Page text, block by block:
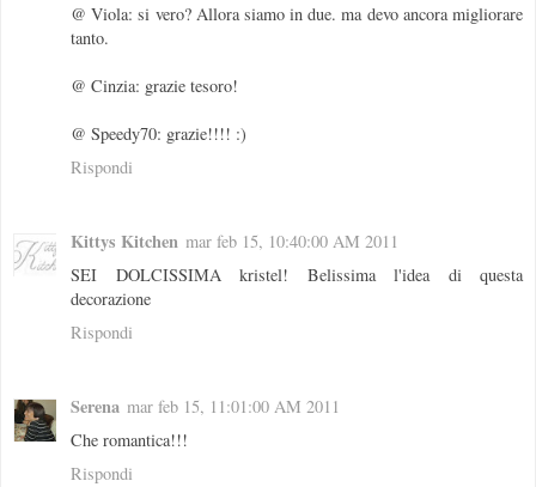
@ Viola: si vero? Allora siamo in due. ma devo ancora migliorare
tanto.
@ Cinzia: grazie tesoro!
@ Speedy70: grazie!!!! :)
Rispondi
Kittys Kitchen mar feb 15, 10:40:00 AM 2011
SEI DOLCISSIMA kristel! Belissima l'idea di questa
decorazione
Rispondi
Serena mar feb 15, 11:01:00 AM 2011
Che romantica!!!
Rispondi